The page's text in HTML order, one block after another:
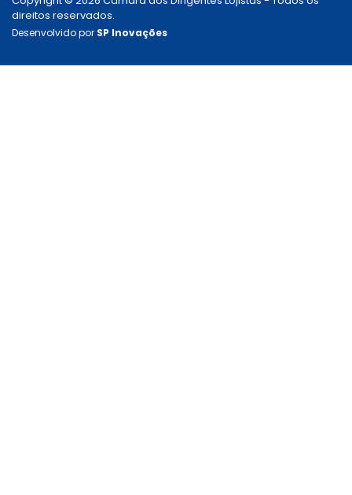
direitos reservados.
Desenvolvido por SP Inovações